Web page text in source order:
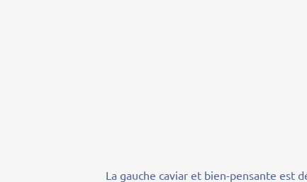
La gauche caviar et bien-pensante est